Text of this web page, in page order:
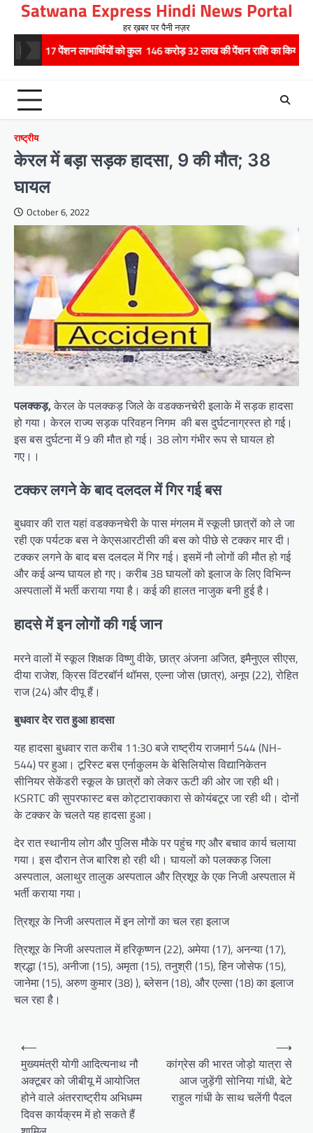
Satwana Express Hindi News Portal
हर ख़बर पर पैनी नज़र
लाभार्थियों को कुल 146 करोड़ 32 लाख की पेंशन राशि का किया भुगतान
राष्ट्रीय
केरल में बड़ा सड़क हादसा, 9 की मौत; 38
घायल
October 6, 2022
पलक्कड़,केरल के पलक्कड़ जिले के वडक्कनचेरी इलाके में सड़क हादसा
हो गया। केरल राज्य सड़क परिवहन निगम की बस दुर्घटनाग्रस्त हो गई।
इस बस दुर्घटना में 9 की मौत हो गई। 38 लोग गंभीर रूप से घायल हो
गए।।
टक्कर लगने के बाद दलदल में गिर गई बस
बुधवार की रात यहां वडक्कनचेरी के पास मंगलम में स्कूली छात्रों को ले जा
रही एक पर्यटक बस ने केएसआरटीसी की बस को पीछे से टक्कर मार दी।
टक्कर लगने के बाद बस दलदल में गिर गई। इसमें नौ लोगों की मौत हो गई
और कई अन्य घायल हो गए। करीब 38 घायलों को इलाज के लिए विभिन्न
अस्पतालों में भर्ती कराया गया है। कई की हालत नाजुक बनी हुई है।
हादसे में इन लोगों की गई जान
मरने वालों में स्कूल शिक्षक विष्णु वीके, छात्र अंजना अजित, इमैनुएल सीएस,
दीया राजेश, क्रिस विंटरबॉर्न थॉमस, एल्ना जोस (छात्र), अनूप (22), रोहित
राज (24) और दीपू हैं।
बुधवार देर रात हुआ हादसा
यह हादसा बुधवार रात करीब 11:30 बजे राष्ट्रीय राजमार्ग 544 (NH-
544) पर हुआ। टूरिस्ट बस एर्नाकुलम के बेसिलियोस विद्यानिकेतन
सीनियर सेकेंडरी स्कूल के छात्रों को लेकर ऊटी की ओर जा रही थी।
KSRTC की सुपरफास्ट बस कोट्टाराक्कारा से कोयंबटूर जा रही थी। दोनों
के टक्कर के चलते यह हादसा हुआ।
देर रात स्थानीय लोग और पुलिस मौके पर पहुंच गए और बचाव कार्य चलाया
गया। इस दौरान तेज बारिश हो रही थी। घायलों को पलक्कड़ जिला
अस्पताल, अलाथुर तालुक अस्पताल और त्रिशूर के एक निजी अस्पताल में
भर्ती कराया गया।
त्रिशूर के निजी अस्पताल में इन लोगों का चल रहा इलाज
त्रिशूर के निजी अस्पताल में हरिकृष्णन (22), अमेया (17), अनन्या (17),
श्रद्धा (15), अनीजा (15), अमृता (15), तनुश्री (15), हिन जोसेफ (15),
जानेमा (15), अरुण कुमार (38) ), ब्लेसन (18), और एल्सा (18) का इलाज
चल रहा है।
o
n
⟵
मुख्यमंत्री योगी आदित्यनाथ नौ
अक्टूबर को जीबीयू में आयोजित
होने वाले अंतरराष्ट्रीय अभिधम्म
दिवस कार्यक्रम में हो सकते हैं
कांग्रेस की भारत जोड़ो यात्रा से
आज जुड़ेंगी सोनिया गांधी, बेटे
राहुल गांधी के साथ चलेंगी पैदल
⟶